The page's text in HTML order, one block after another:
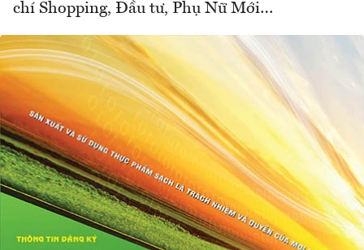
chí Shopping, Đầu tư, Phụ Nữ Mới…